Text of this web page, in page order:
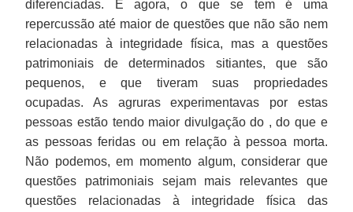
diferenciadas. E agora, o que se tem é uma
repercussão até maior de questões que não são nem
relacionadas à integridade física, mas a questões
patrimoniais de determinados sitiantes, que são
pequenos, e que tiveram suas propriedades
ocupadas. As agruras experimentavas por estas
pessoas estão tendo maior divulgação do , do que e
as pessoas feridas ou em relação à pessoa morta.
Não podemos, em momento algum, considerar que
questões patrimoniais sejam mais relevantes que
questões relacionadas à integridade física das